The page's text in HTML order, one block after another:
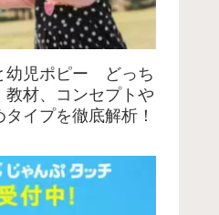
幼児ポピー どっち
材、コンセプトや
イプを徹底解析！